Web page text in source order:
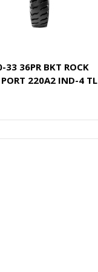
33 36PR BKT ROCK
PORT 220A2 IND-4 TL